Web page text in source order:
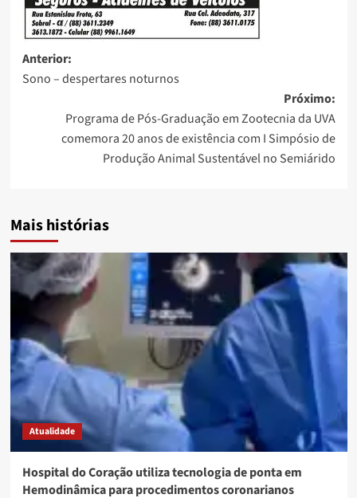
Anterior:
Sono – despertares noturnos
Próximo:
Programa de Pós-Graduação em Zootecnia da UVA
comemora 20 anos de existência com I Simpósio de
Produção Animal Sustentável no Semiárido
Mais histórias
Atualidade
Hospital do Coração utiliza tecnologia de ponta em
Hemodinâmica para procedimentos coronarianos